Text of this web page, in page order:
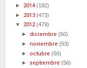
► 2014 (192)
► 2013 (473)
▼ 2012(479)
► diciembre(50)
► noviembre(53)
► octubre(50)
► septiembre(56)